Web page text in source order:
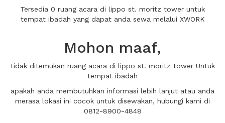
Tersedia 0 ruang acara di lippo st. moritz tower untuk
tempat ibadah yang dapat anda sewa melalui XWORK
Mohon maaf,
tidak ditemukan ruang acara di lippo st. moritz tower Untuk
tempat ibadah
apakah anda membutuhkan informasi lebih lanjut atau anda
merasa lokasi ini cocok untuk disewakan, hubungi kami di
0812-8900-4848